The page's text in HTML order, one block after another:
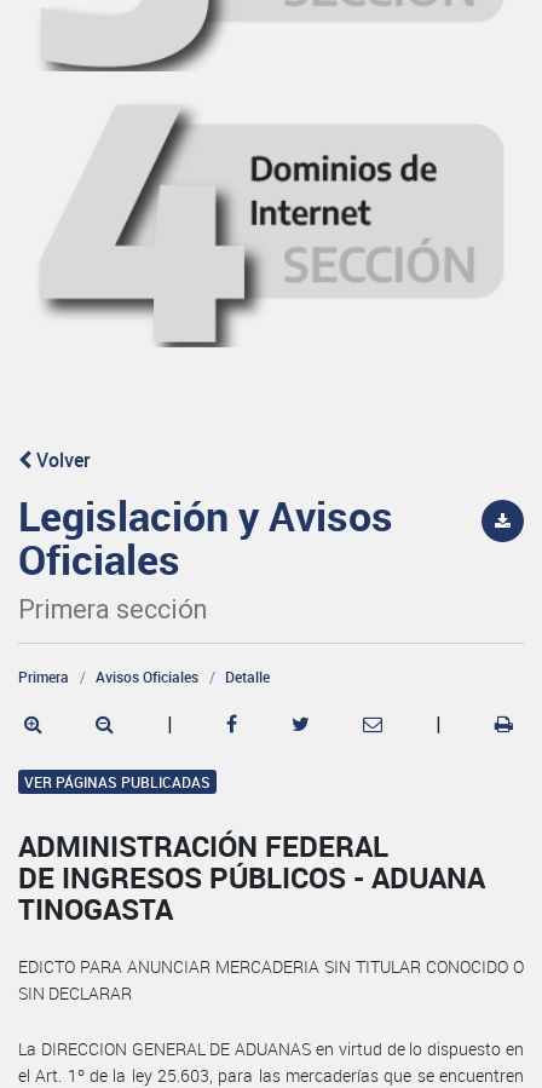
Volver
Legislación y Avisos
Oficiales
Primera sección
Primera Avisos Oficiales Detalle
| |
VER PÁGINAS PUBLICADAS
ADMINISTRACIÓN FEDERAL
DE INGRESOS PÚBLICOS - ADUANA
TINOGASTA
EDICTO PARA ANUNCIAR MERCADERIA SIN TITULAR CONOCIDO O
SIN DECLARAR
La DIRECCION GENERAL DE ADUANAS en virtud de lo dispuesto en
el Art. 1º de la ley 25.603, para las mercaderías que se encuentren